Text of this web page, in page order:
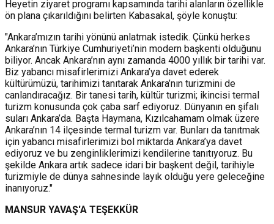
Heyetin ziyaret programı kapsamında tarihi alanların özellikle
ön plana çıkarıldığını belirten Kabasakal, şöyle konuştu:
"Ankara’mızın tarihi yönünü anlatmak istedik. Çünkü herkes
Ankara’nın Türkiye Cumhuriyeti’nin modern başkenti olduğunu
biliyor. Ancak Ankara’nın aynı zamanda 4000 yıllık bir tarihi var.
Biz yabancı misafirlerimizi Ankara’ya davet ederek
kültürümüzü, tarihimizi tanıtarak Ankara’nın turizmini de
canlandıracağız. Bir tanesi tarih, kültür turizmi; ikincisi termal
turizm konusunda çok çaba sarf ediyoruz. Dünyanın en şifalı
suları Ankara’da. Başta Haymana, Kızılcahamam olmak üzere
Ankara’nın 14 ilçesinde termal turizm var. Bunları da tanıtmak
için yabancı misafirlerimizi bol miktarda Ankara’ya davet
ediyoruz ve bu zenginliklerimizi kendilerine tanıtıyoruz. Bu
şekilde Ankara artık sadece idari bir başkent değil, tarihiyle
turizmiyle de dünya sahnesinde layık olduğu yere geleceğine
inanıyoruz."
MANSUR YAVAŞ'A TEŞEKKÜR